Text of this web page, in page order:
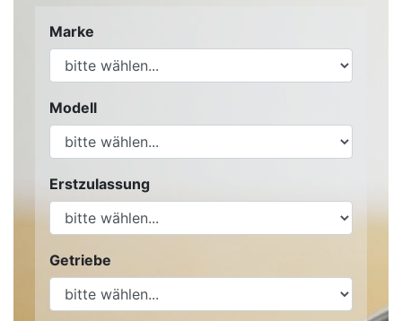
Marke
Modell
Erstzulassung
Getriebe